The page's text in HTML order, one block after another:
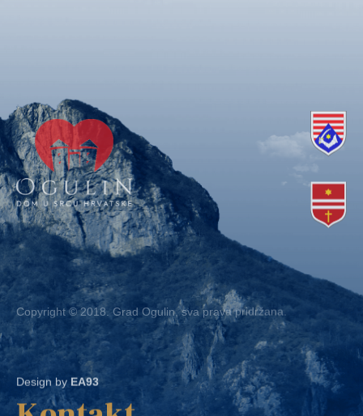
Copyright © 2018. Grad Ogulin, sva prava pridržana.
Design byEA93
Kontakt